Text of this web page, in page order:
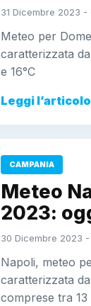
31 Dicembre 2023 -
Meteo per
caratterizzata
e 16°C
Leggi
CAMPANIA
Meteo
2023:
30 Dicembre 2023 -
Napoli, meteo
caratterizzata
comprese tra 13